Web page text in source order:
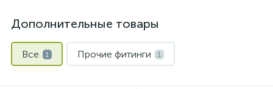
Дополнительные товары
Все 1 Прочие фитинги 1